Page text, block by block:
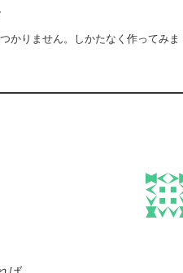
かりません。しかたなく作ってみま